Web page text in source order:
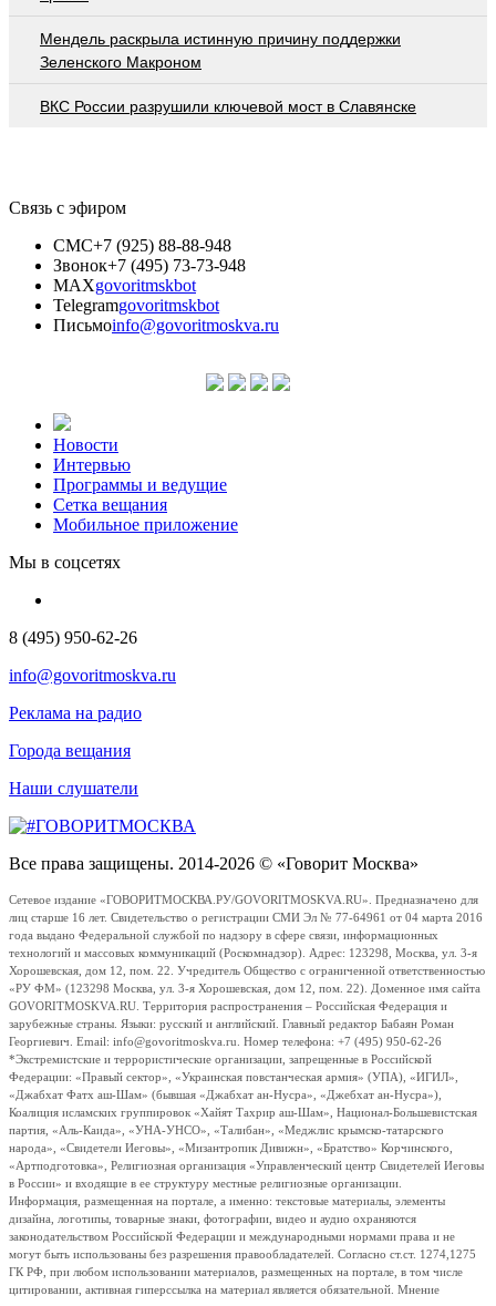
Мендель раскрыла истинную причину поддержки
Зеленского Макроном
ВКС России разрушили ключевой мост в Славянске
Связь с эфиром
СМС+7 (925) 88-88-948
Звонок+7 (495) 73-73-948
MAXgovoritmskbot
Telegramgovoritmskbot
Письмоinfo@govoritmoskva.ru
Новости
Интервью
Программы и ведущие
Сетка вещания
Мобильное приложение
Мы в соцсетях
8 (495) 950-62-26
info@govoritmoskva.ru
Реклама на радио
Города вещания
Наши слушатели
Все права защищены. 2014-2026 © «Говорит Москва»
Сетевое издание «ГОВОРИТМОСКВА.РУ/GOVORITMOSKVA.RU». Предназначено для
лиц старше 16 лет. Свидетельство о регистрации СМИ Эл № 77-64961 от 04 марта 2016
года выдано Федеральной службой по надзору в сфере связи, информационных
технологий и массовых коммуникаций (Роскомнадзор). Адрес: 123298, Москва, ул. 3-я
Хорошевская, дом 12, пом. 22. Учредитель Общество с ограниченной ответственностью
«РУ ФМ» (123298 Москва, ул. 3-я Хорошевская, дом 12, пом. 22). Доменное имя сайта
GOVORITMOSKVA.RU. Территория распространения – Российская Федерация и
зарубежные страны. Языки: русский и английский. Главный редактор Бабаян Роман
Георгиевич. Email: info@govoritmoskva.ru. Номер телефона: +7 (495) 950-62-26
*Экстремистские и террористические организации, запрещенные в Российской
Федерации: «Правый сектор», «Украинская повстанческая армия» (УПА), «ИГИЛ»,
«Джабхат Фатх аш-Шам» (бывшая «Джабхат ан-Нусра», «Джебхат ан-Нусра»),
Коалиция исламских группировок «Хайят Тахрир аш-Шам», Национал-Большевистская
партия, «Аль-Каида», «УНА-УНСО», «Талибан», «Меджлис крымско-татарского
народа», «Свидетели Иеговы», «Мизантропик Дивижн», «Братство» Корчинского,
«Артподготовка», Религиозная организация «Управленческий центр Свидетелей Иеговы
в России» и входящие в ее структуру местные религиозные организации.
Информация, размещенная на портале, а именно: текстовые материалы, элементы
дизайна, логотипы, товарные знаки, фотографии, видео и аудио охраняются
законодательством Российской Федерации и международными нормами права и не
могут быть использованы без разрешения правообладателей. Согласно ст.ст. 1274,1275
ГК РФ, при любом использовании материалов, размещенных на портале, в том числе
цитировании, активная гиперссылка на материал является обязательной. Мнение